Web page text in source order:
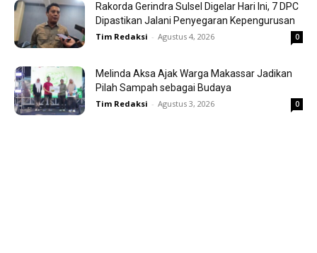
Rakorda Gerindra Sulsel Digelar Hari Ini, 7 DPC
Dipastikan Jalani Penyegaran Kepengurusan
Tim Redaksi - Agustus 4, 2026 0
Melinda Aksa Ajak Warga Makassar Jadikan
Pilah Sampah sebagai Budaya
Tim Redaksi - Agustus 3, 2026 0